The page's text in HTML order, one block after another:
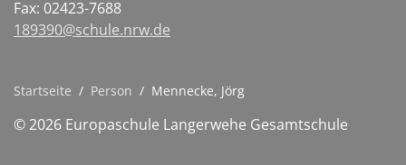
Fax: 02423-7688
189390@schule.nrw.de
Startseite / Person / Mennecke, Jörg
© 2026 Europaschule Langerwehe Gesamtschule